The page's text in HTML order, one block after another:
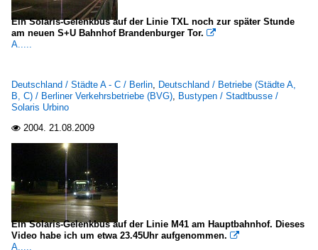
Ein Solaris-Gelenkbus auf der Linie TXL noch zur später Stunde
am neuen S+U Bahnhof Brandenburger Tor. 
A.....
Deutschland / Städte A - C / Berlin, Deutschland / Betriebe (Städte A,
B, C) / Berliner Verkehrsbetriebe (BVG), Bustypen / Stadtbusse /
Solaris Urbino
 2004. 21.08.2009
Ein Solaris-Gelenkbus auf der Linie M41 am Hauptbahnhof. Dieses
Video habe ich um etwa 23.45Uhr aufgenommen. 
A.....